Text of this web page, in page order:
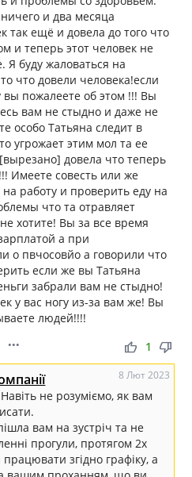
и два месяца
так ещё и довела до того что
и теперь этот человек не
буду жаловаться на
что довели человека!если
пожалеете об этом !!! Вы
вам не стыдно и даже не
особо Татьяна следит в
угрожает этим мол та ее
довела что теперь
Имеете совесть или же
работу и проверить еду на
что та отравляет
хотите! Вы за все время
а при
о пвчосовйо а говорили что
если же вы Татьяна
забрали вам не стыдно!
у вас ногу из-за вам же! Вы
людей!!!!
••• thumb_up thumb_down
1
8 Лют 2023
не розуміємо, як вам
вам на зустріч та не
прогули, протягом 2х
згідно графіку, а